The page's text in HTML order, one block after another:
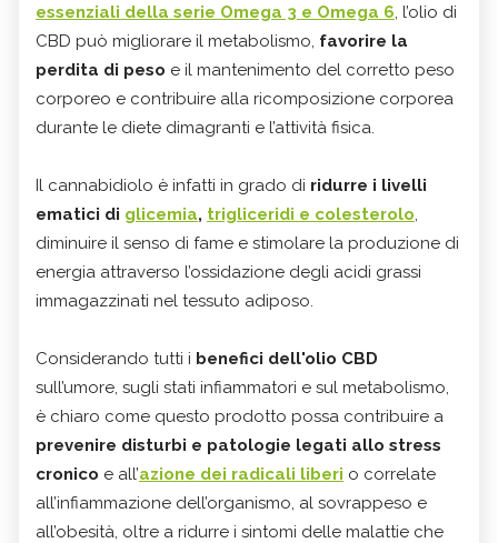
essenziali della serie Omega 3 e Omega 6, l’olio di
CBD può migliorare il metabolismo, favorire la
perdita di peso e il mantenimento del corretto peso
corporeo e contribuire alla ricomposizione corporea
durante le diete dimagranti e l’attività fisica.
Il cannabidiolo è infatti in grado di ridurre i livelli
ematici di glicemia, trigliceridi e colesterolo,
diminuire il senso di fame e stimolare la produzione di
energia attraverso l’ossidazione degli acidi grassi
immagazzinati nel tessuto adiposo.
Considerando tutti i benefici dell'olio CBD
sull’umore, sugli stati infiammatori e sul metabolismo,
è chiaro come questo prodotto possa contribuire a
prevenire disturbi e patologie legati allo stress
cronico e all’azione dei radicali liberi o correlate
all’infiammazione dell’organismo, al sovrappeso e
all’obesità, oltre a ridurre i sintomi delle malattie che